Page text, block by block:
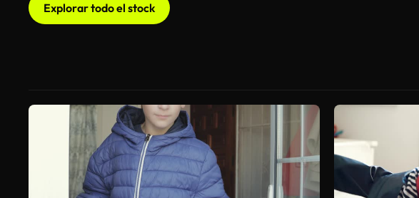
Explorar todo el stock